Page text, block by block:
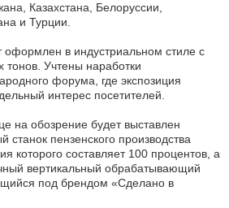
Казахстана, Белоруссии,
и Турции.
оформлен в индустриальном стиле с
тонов. Учтены наработки
форума, где экспозиция
интерес посетителей.
на обозрение будет выставлен
станок пензенского производства
которого составляет 100 процентов, а
вертикальный обрабатывающий
под брендом «Сделано в